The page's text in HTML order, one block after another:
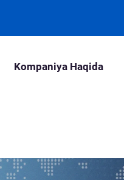
Kompaniya Haqida